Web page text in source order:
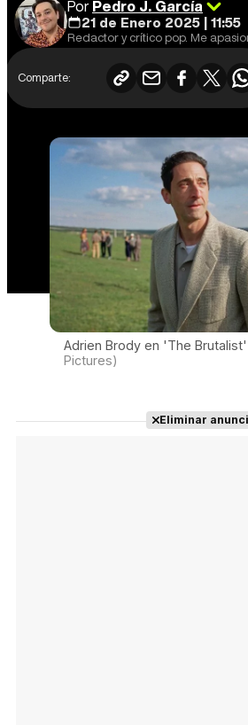
PorPedro J. García
21 de Enero 2025 | 11:55
Comparte:
Adrien Brody en 'The Brutalist'
Pictures)
Eliminar